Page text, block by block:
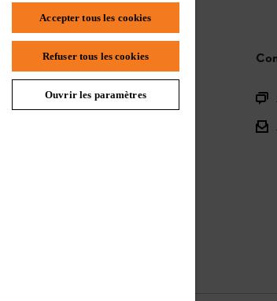
STIHL FAQ
L'Enregistrement
Accepter tous les cookies
Refuser tous les cookies
Ouvrir les paramètres